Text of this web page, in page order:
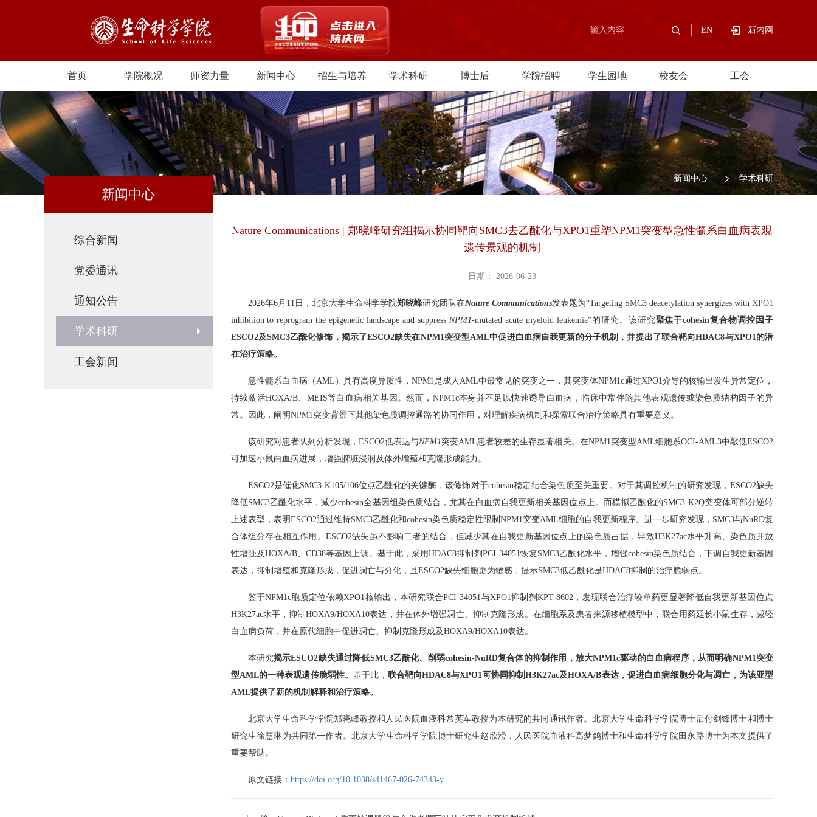
EN 新内网
首页 学院概况 师资力量 新闻中心 招生与培养 学术科研 博士后 学院招聘 学生园地 校友会 工会
/新闻中心 / 学术科研
新闻中心
综合新闻
党委通讯
通知公告
学术科研
工会新闻
Nature Communications | 郑晓峰研究组揭示协同靶向SMC3去乙酰化与XPO1重塑NPM1突变型急性髓系白血病表观
遗传景观的机制
日期： 2026-06-23
2026年6月11日，北京大学生命科学学院郑晓峰研究团队在Nature Communications发表题为“Targeting SMC3 deacetylation synergizes with XPO1
inhibition to reprogram the epigenetic landscape and suppressNPM1-mutated acute myeloid leukemia”的研究。该研究聚焦于cohesin复合物调控因子
ESCO2及SMC3乙酰化修饰，揭示了ESCO2缺失在NPM1突变型AML中促进白血病自我更新的分子机制，并提出了联合靶向HDAC8与XPO1的潜
在治疗策略。
急性髓系白血病（AML）具有高度异质性，NPM1是成人AML中最常见的突变之一，其突变体NPM1c通过XPO1介导的核输出发生异常定位，
持续激活HOXA/B、MEIS等白血病相关基因。然而，NPM1c本身并不足以快速诱导白血病，临床中常伴随其他表观遗传或染色质结构因子的异
常。因此，阐明NPM1突变背景下其他染色质调控通路的协同作用，对理解疾病机制和探索联合治疗策略具有重要意义。
该研究对患者队列分析发现，ESCO2低表达与NPM1突变AML患者较差的生存显著相关。在NPM1突变型AML细胞系OCI-AML3中敲低ESCO2
可加速小鼠白血病进展，增强脾脏浸润及体外增殖和克隆形成能力。
ESCO2是催化SMC3 K105/106位点乙酰化的关键酶，该修饰对于cohesin稳定结合染色质至关重要。对于其调控机制的研究发现，ESCO2缺失
降低SMC3乙酰化水平，减少cohesin全基因组染色质结合，尤其在白血病自我更新相关基因位点上。而模拟乙酰化的SMC3-K2Q突变体可部分逆转
上述表型，表明ESCO2通过维持SMC3乙酰化和cohesin染色质稳定性限制NPM1突变AML细胞的自我更新程序。进一步研究发现，SMC3与NuRD复
合体组分存在相互作用。ESCO2缺失虽不影响二者的结合，但减少其在自我更新基因位点上的染色质占据，导致H3K27ac水平升高、染色质开放
性增强及HOXA/B、CD38等基因上调。基于此，采用HDAC8抑制剂PCI-34051恢复SMC3乙酰化水平，增强cohesin染色质结合，下调自我更新基因
表达，抑制增殖和克隆形成，促进凋亡与分化，且ESCO2缺失细胞更为敏感，提示SMC3低乙酰化是HDAC8抑制的治疗脆弱点。
鉴于NPM1c胞质定位依赖XPO1核输出，本研究联合PCI-34051与XPO1抑制剂KPT-8602，发现联合治疗较单药更显著降低自我更新基因位点
H3K27ac水平，抑制HOXA9/HOXA10表达，并在体外增强凋亡、抑制克隆形成。在细胞系及患者来源移植模型中，联合用药延长小鼠生存，减轻
白血病负荷，并在原代细胞中促进凋亡、抑制克隆形成及HOXA9/HOXA10表达。
本研究揭示ESCO2缺失通过降低SMC3乙酰化、削弱cohesin-NuRD复合体的抑制作用，放大NPM1c驱动的白血病程序，从而明确NPM1突变
型AML的一种表观遗传脆弱性。基于此， 联合靶向HDAC8与XPO1可协同抑制H3K27ac及HOXA/B表达，促进白血病细胞分化与凋亡，为该亚型
AML提供了新的机制解释和治疗策略。
北京大学生命科学学院郑晓峰教授和人民医院血液科常英军教授为本研究的共同通讯作者。北京大学生命科学学院博士后付剑锋博士和博士
研究生徐慧琳为共同第一作者。北京大学生命科学学院博士研究生赵欣滢，人民医院血液科高梦鸽博士和生命科学学院田永路博士为本文提供了
重要帮助。
原文链接： https://doi.org/10.1038/s41467-026-74343-y